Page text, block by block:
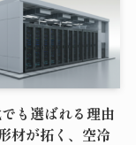
も選ばれる理由
材が拓く、空冷